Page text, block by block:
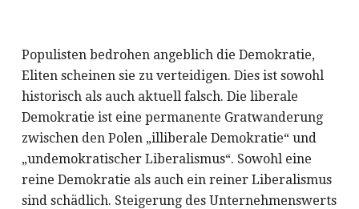
Populisten bedrohen angeblich die Demokratie,
Eliten scheinen sie zu verteidigen. Dies ist sowohl
historisch als auch aktuell falsch. Die liberale
Demokratie ist eine permanente Gratwanderung
zwischen den Polen „illiberale Demokratie“ und
„undemokratischer Liberalismus“. Sowohl eine
reine Demokratie als auch ein reiner Liberalismus
sind schädlich. Steigerung des Unternehmenswerts